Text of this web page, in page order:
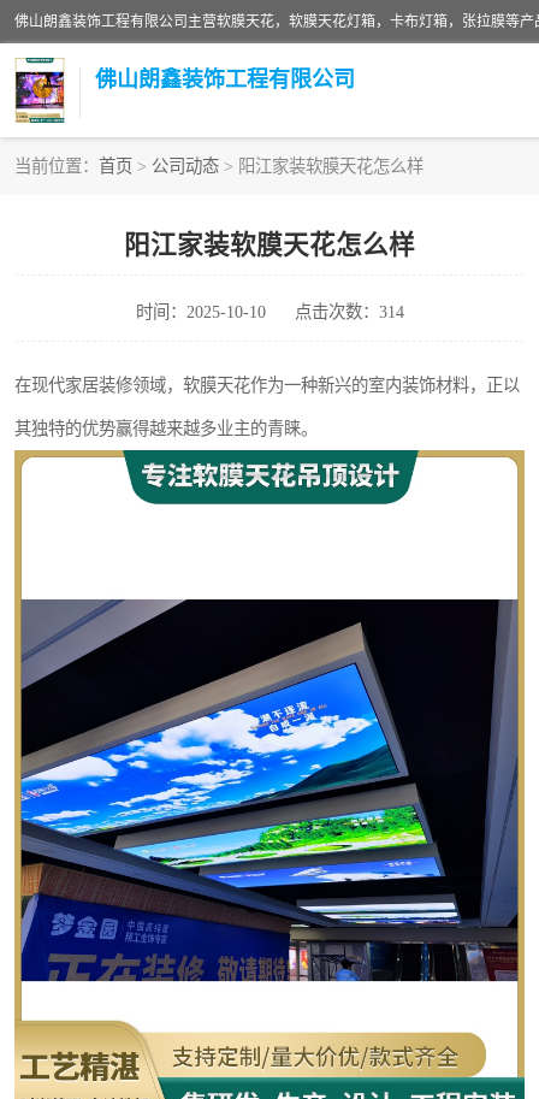
佛山朗鑫装饰工程有限公司
当前位置： 首页 > 公司动态 > 阳江家装软膜天花怎么样
阳江家装软膜天花怎么样
时间：2025-10-10 点击次数：314
在现代家居装修领域，软膜天花作为一种新兴的室内装饰材料，正以
其独特的优势赢得越来越多业主的青睐。